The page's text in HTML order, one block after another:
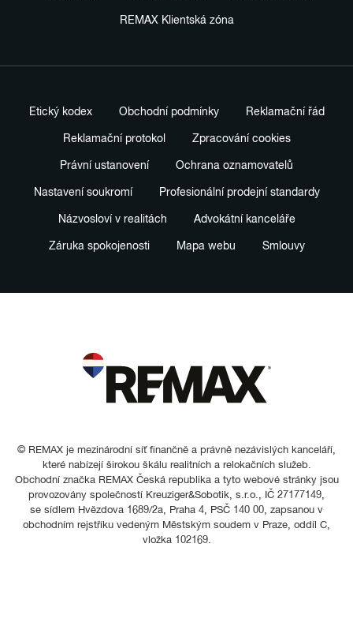
REMAX Klientská zóna
Etický kodex Obchodní podmínky Reklamační řád
Reklamační protokol Zpracování cookies
Právní ustanovení Ochrana oznamovatelů
Nastavení soukromí Profesionální prodejní standardy
Názvosloví v realitách Advokátní kanceláře
Záruka spokojenosti Mapa webu Smlouvy
© REMAX je mezinárodní síť finančně a právně nezávislých kanceláří,
které nabízejí širokou škálu realitních a relokačních služeb.
Obchodní značka REMAX Česká republika a tyto webové stránky jsou
provozovány společností Kreuziger&Sobotik, s.r.o., IČ 27177149,
se sídlem Hvězdova 1689/2a, Praha 4, PSČ 140 00, zapsanou v
obchodním rejstříku vedeným Městským soudem v Praze, oddíl C,
vložka 102169.